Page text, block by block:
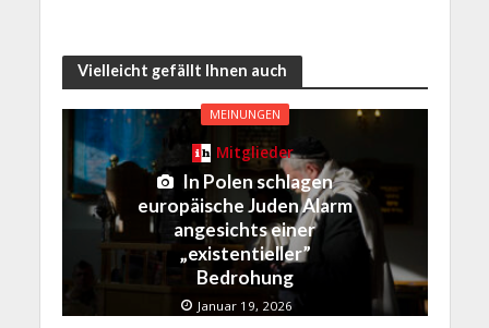
Vielleicht gefällt Ihnen auch
MEINUNGEN
Mitglieder
In Polen schlagen
europäische Juden Alarm
angesichts einer
„existentieller”
Bedrohung
Januar 19, 2026